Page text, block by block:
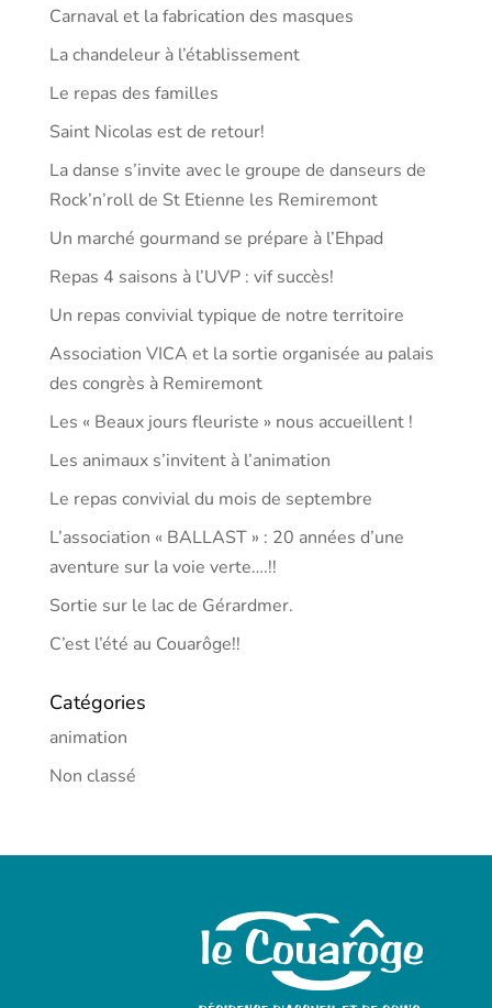
Carnaval et la fabrication des masques
La chandeleur à l’établissement
Le repas des familles
Saint Nicolas est de retour!
La danse s’invite avec le groupe de danseurs de
Rock’n’roll de St Etienne les Remiremont
Un marché gourmand se prépare à l’Ehpad
Repas 4 saisons à l’UVP : vif succès!
Un repas convivial typique de notre territoire
Association VICA et la sortie organisée au palais
des congrès à Remiremont
Les « Beaux jours fleuriste » nous accueillent !
Les animaux s’invitent à l’animation
Le repas convivial du mois de septembre
L’association « BALLAST » : 20 années d’une
aventure sur la voie verte….!!
Sortie sur le lac de Gérardmer.
C’est l’été au Couarôge!!
Catégories
animation
Non classé